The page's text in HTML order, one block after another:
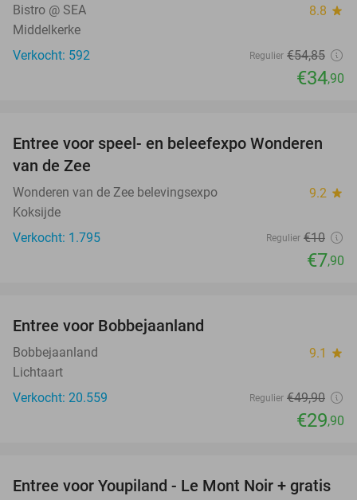
Bistro @ SEA 8.8 star
Middelkerke
Verkocht: 592
Regulier €54,85
€34,90
21%
Entree voor speel- en beleefexpo Wonderen
van de Zee
Wonderen van de Zee belevingsexpo 9.2 star
Koksijde
Verkocht: 1.795
Regulier €10
€7,90
Entree voor Bobbejaanland
Bobbejaanland 9.1 star
Lichtaart
Verkocht: 20.559
Regulier €49,90
€29,90
47%
Entree voor Youpiland - Le Mont Noir + gratis